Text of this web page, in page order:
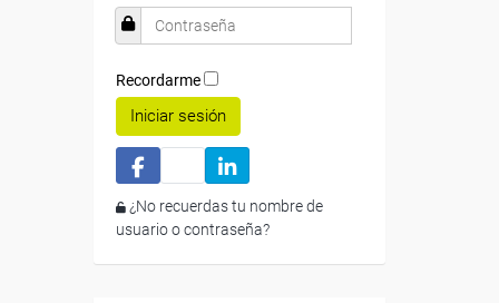
Recordarme
Iniciar sesión
¿No recuerdas tu nombre de
usuario o contraseña?